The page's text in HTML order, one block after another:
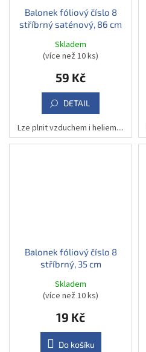
Balonek fóliový číslo 8
stříbrný saténový, 86 cm
Skladem
(více než 10 ks)
59 Kč
DETAIL
Lze plnit vzduchem i heliem....
Balonek fóliový číslo 8
stříbrný, 35 cm
Skladem
(více než 10 ks)
19 Kč
Do košíku